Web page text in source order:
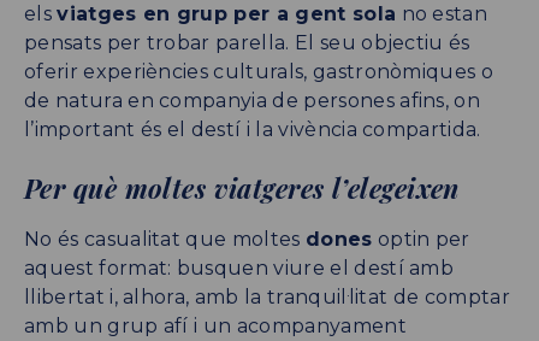
elsviatges en grup per a gent sola no estan
pensats per trobar parella. El seu objectiu és
oferir experiències culturals, gastronòmiques o
de natura en companyia de persones afins, on
l’important és el destí i la vivència compartida.
Per què moltes viatgeres l’elegeixen
No és casualitat que moltes dones optin per
aquest format: busquen viure el destí amb
llibertat i, alhora, amb la tranquil·litat de comptar
amb un grup afí i un acompanyament